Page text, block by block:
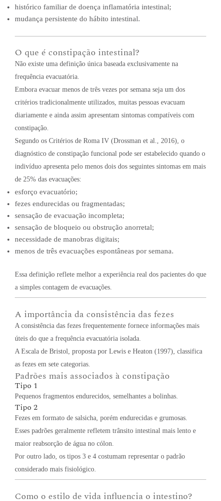
histórico familiar de doença inflamatória intestinal;
mudança persistente do hábito intestinal.
O que é constipação intestinal?
Não existe uma definição única baseada exclusivamente na
frequência evacuatória.
Embora evacuar menos de três vezes por semana seja um dos
critérios tradicionalmente utilizados, muitas pessoas evacuam
diariamente e ainda assim apresentam sintomas compatíveis com
constipação.
Segundo os Critérios de Roma IV (Drossman et al., 2016), o
diagnóstico de constipação funcional pode ser estabelecido quando o
indivíduo apresenta pelo menos dois dos seguintes sintomas em mais
de 25% das evacuações:
esforço evacuatório;
fezes endurecidas ou fragmentadas;
sensação de evacuação incompleta;
sensação de bloqueio ou obstrução anorretal;
necessidade de manobras digitais;
menos de três evacuações espontâneas por semana.
Essa definição reflete melhor a experiência real dos pacientes do que
a simples contagem de evacuações.
A importância da consistência das fezes
A consistência das fezes frequentemente fornece informações mais
úteis do que a frequência evacuatória isolada.
A Escala de Bristol, proposta por Lewis e Heaton (1997), classifica
as fezes em sete categorias.
Padrões mais associados à constipação
Tipo 1
Pequenos fragmentos endurecidos, semelhantes a bolinhas.
Tipo 2
Fezes em formato de salsicha, porém endurecidas e grumosas.
Esses padrões geralmente refletem trânsito intestinal mais lento e
maior reabsorção de água no cólon.
Por outro lado, os tipos 3 e 4 costumam representar o padrão
considerado mais fisiológico.
Como o estilo de vida influencia o intestino?